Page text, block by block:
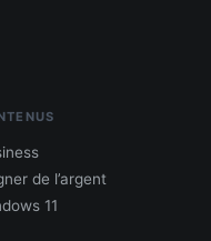
de l’argent
11